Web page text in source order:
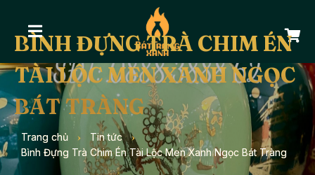
BÌNH ĐỰNG TRÀ CHIM ÉN
TÀI LỘC MEN XANH NGỌC
BÁT TRÀNG
Trang chủ › Tin tức ›
Bình Đựng Trà Chim Én Tài Lộc Men Xanh Ngọc Bát Tràng